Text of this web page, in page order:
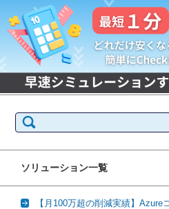
索:
ソリューション一覧
【月100万超の削減実績】